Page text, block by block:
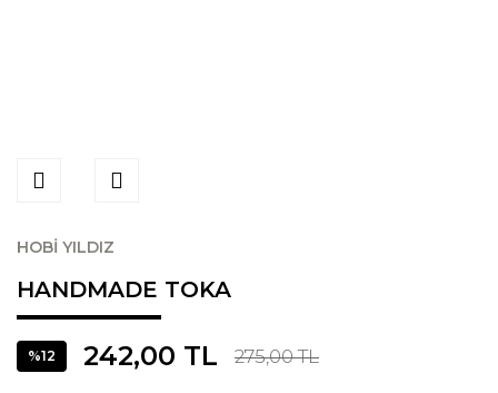
HOBİ YILDIZ
HANDMADE TOKA
%12 242,00 TL 275,00 TL